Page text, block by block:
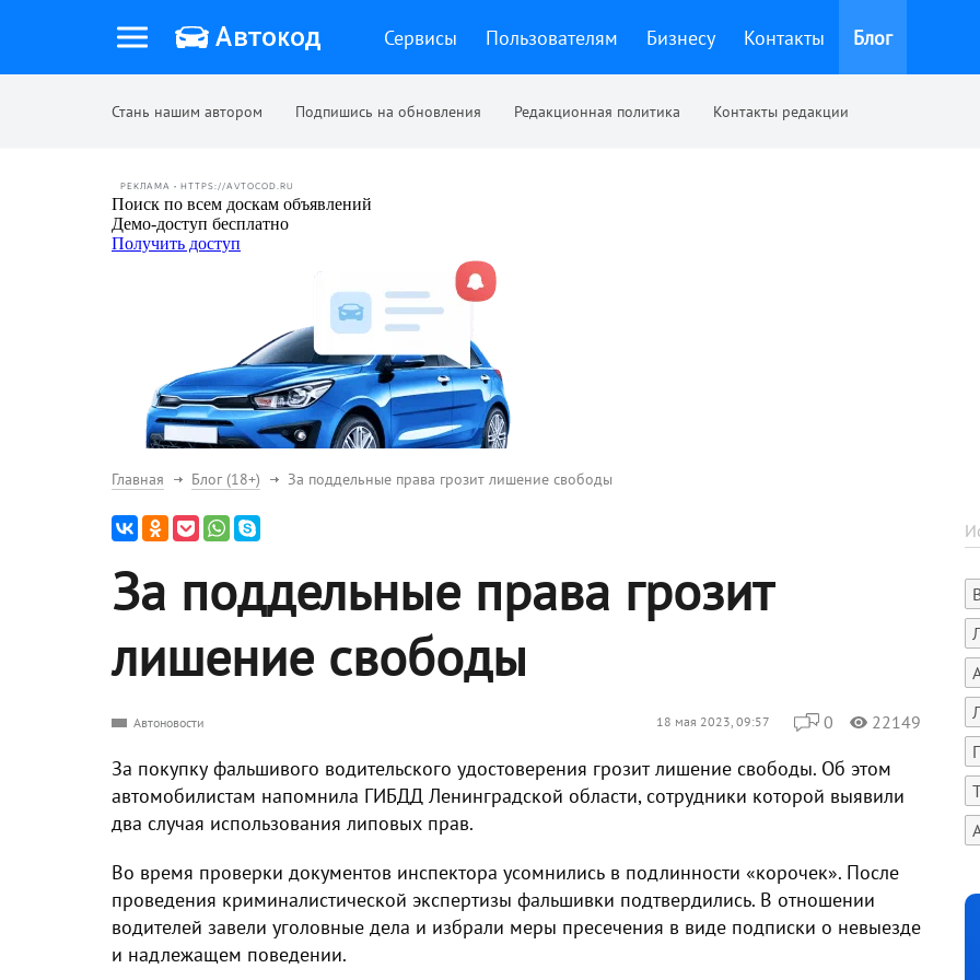
Сервисы Пользователям Бизнесу Контакты Блог
Стань нашим автором Подпишись на обновления Редакционная политика Контакты редакции
РЕКЛАМА • HTTPS://AVTOCOD.RU
Главная Блог (18+) За поддельные права грозит лишение свободы
За поддельные права грозит
лишение свободы
Автоновости 18 мая 2023, 09:57 0 22149
За покупку фальшивого водительского удостоверения грозит лишение свободы. Об этом
автомобилистам напомнила ГИБДД Ленинградской области, сотрудники которой выявили
два случая использования липовых прав.
Во время проверки документов инспектора усомнились в подлинности «корочек». После
проведения криминалистической экспертизы фальшивки подтвердились. В отношении
водителей завели уголовные дела и избрали меры пресечения в виде подписки о невыезде
и надлежащем поведении.